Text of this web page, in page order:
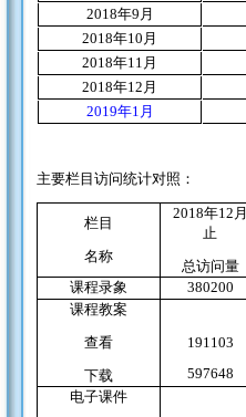
2018年9 月
2018年10 月
2018年11 月
2018年12 月
2019年1 月
主要栏目访问统计对照：
栏目
名称
2018年12 月
止
总访问量
课程录象
380200
课程教案
查看
下载
191103
597648
电子课件